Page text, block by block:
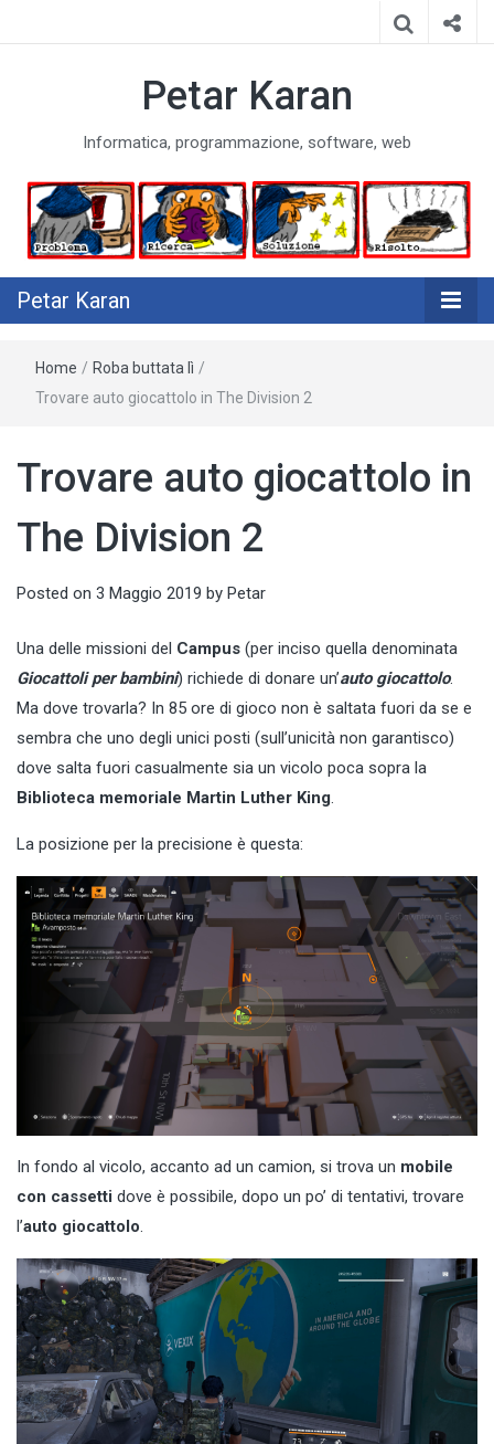
Petar Karan
Informatica, programmazione, software, web
Petar Karan
Home / Roba buttata lì /
Trovare auto giocattolo in The Division 2
Trovare auto giocattolo in
The Division 2
Posted on 3 Maggio 2019 by Petar
Una delle missioni del Campus (per inciso quella denominata
Giocattoli per bambini) richiede di donare un’auto giocattolo.
Ma dove trovarla? In 85 ore di gioco non è saltata fuori da se e
sembra che uno degli unici posti (sull’unicità non garantisco)
dove salta fuori casualmente sia un vicolo poca sopra la
Biblioteca memoriale Martin Luther King.
La posizione per la precisione è questa:
In fondo al vicolo, accanto ad un camion, si trova un mobile
con cassetti dove è possibile, dopo un po’ di tentativi, trovare
l’auto giocattolo.